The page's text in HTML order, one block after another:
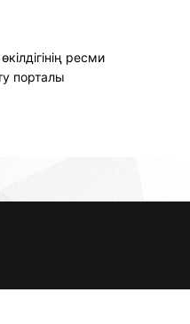
ресми
порталы